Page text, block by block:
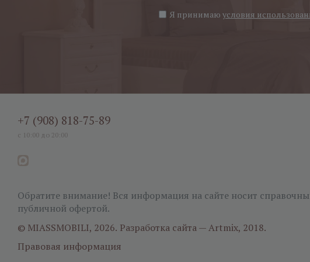
Я принимаю условия
+7 (908) 818-75-89
с 10:00 до 20:00
Обратите внимание! Вся информация на сайте носит
публичной офертой.
© MIASSMOBILI, 2026. Разработка сайта — Artmix, 2018.
Правовая информация